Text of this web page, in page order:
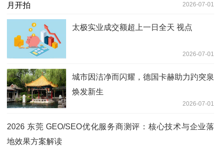
2026-07-01
太极实业成交额超上一日全天 视点
2026-07-01
城市因洁净而闪耀，德国卡赫助力趵突泉
焕发新生
2026-07-01
2026 东莞 GEO/SEO优化服务商测评：核心技术与企业落
地效果方案解读